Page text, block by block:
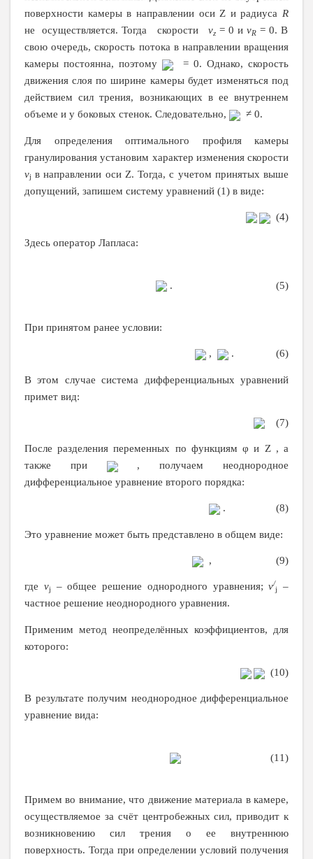
поверхности камеры в направлении осиZ и радиуса R
не осуществляется. Тогда скоростиvz = 0 иvR = 0. В
свою очередь, скорость потока в направлении вращения
камеры постоянна, поэтому
= 0. Однако, скорость
движения слоя по ширине камеры будет изменяться под
действием сил трения, возникающих в ее внутреннем
объеме и у боковых стенок. Следовательно,
≠ 0.
Для определения оптимального профиля камеры
гранулирования установим характер изменения скорости
vj в направлении оси Z. Тогда, с учетом принятых выше
допущений, запишем систему уравнений (1) в виде:
(4)
Здесь оператор Лапласа:
. (5)
При принятом ранее условии:
, . (6)
В этом случае система дифференциальных уравнений
примет вид:
(7)
После разделения переменных по функциям φ и Z, а
также при
, получаем неоднородное
дифференциальное уравнение второго порядка:
. (8)
Это уравнение может быть представлено в общем виде:
, (9)
где vj – общее решение однородного уравнения;v/
j
–
частное решение неоднородного уравнения.
Применим метод неопределённых коэффициентов, для
которого:
(10)
В результате получим неоднородное дифференциальное
уравнение вида:
(11)
Примем во внимание, что движение материала в камере,
осуществляемое за счёт центробежных сил, приводит к
возникновению сил трения о ее внутреннюю
поверхность. Тогда при определении условий получения